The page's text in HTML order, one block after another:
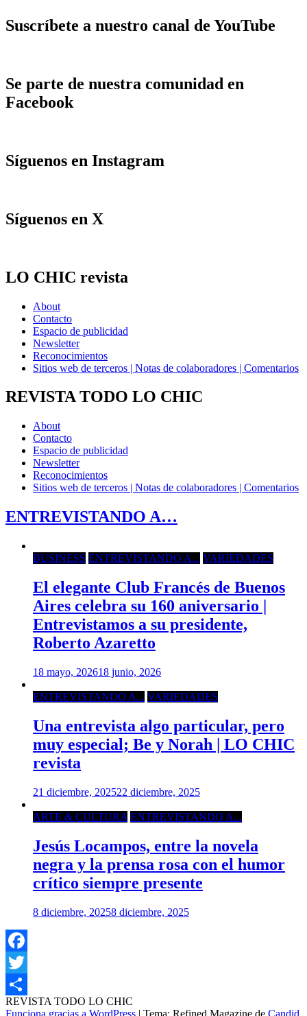
Suscríbete a nuestro canal de YouTube
Se parte de nuestra comunidad en
Facebook
Síguenos en Instagram
Síguenos en X
LO CHIC revista
About
Contacto
Espacio de publicidad
Newsletter
Reconocimientos
Sitios web de terceros | Notas de colaboradores | Comentarios
REVISTA TODO LO CHIC
About
Contacto
Espacio de publicidad
Newsletter
Reconocimientos
Sitios web de terceros | Notas de colaboradores | Comentarios
ENTREVISTANDO A…
BUSINESS ENTREVISTANDO A... VARIEDADES
El elegante Club Francés de Buenos
Aires celebra su 160 aniversario |
Entrevistamos a su presidente,
Roberto Azaretto
18 mayo, 202618 junio, 2026
ENTREVISTANDO A... VARIEDADES
Una entrevista algo particular, pero
muy especial; Be y Norah | LO CHIC
revista
21 diciembre, 202522 diciembre, 2025
ARTE & CULTURA ENTREVISTANDO A...
Jesús Locampos, entre la novela
negra y la prensa rosa con el humor
crítico siempre presente
8 diciembre, 20258 diciembre, 2025
Facebook
Twitter
Compartir
REVISTA TODO LO CHIC
Funciona gracias a WordPress | Tema: Refined Magazine de Candid